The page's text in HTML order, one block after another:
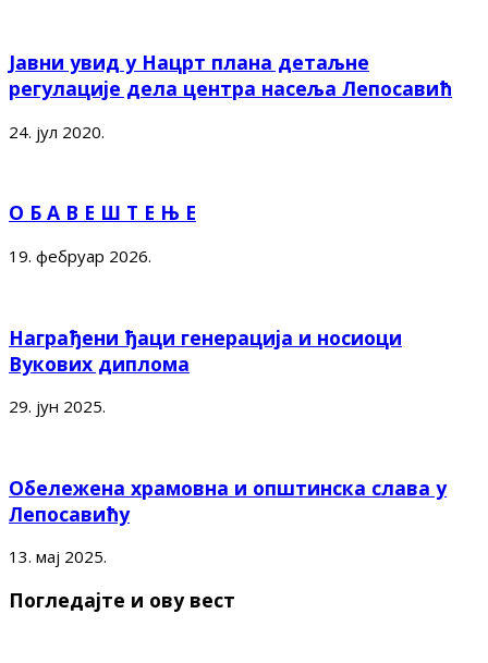
Јавни увид у Нацрт плана детаљне
регулације дела центра насеља Лепосавић
24. јул 2020.
О Б А В Е Ш Т Е Њ Е
19. фебруар 2026.
Награђени ђаци генерација и носиоци
Вукових диплома
29. јун 2025.
Обележена храмовна и општинска слава у
Лепосавићу
13. мај 2025.
Погледајте и ову вест